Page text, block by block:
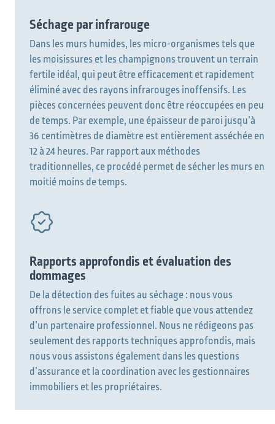
Que souhaitez-vous trouver ?
Vous cherchez quelque chose ?
Séchage par infrarouge
Dans les murs humides, les micro-organismes tels que
les moisissures et les champignons trouvent un terrain
fertile idéal, qui peut être efficacement et rapidement
éliminé avec des rayons infrarouges inoffensifs. Les
pièces concernées peuvent donc être réoccupées en peu
de temps. Par exemple, une épaisseur de paroi jusqu’à
36 centimètres de diamètre est entièrement asséchée en
12 à 24 heures. Par rapport aux méthodes
traditionnelles, ce procédé permet de sécher les murs en
moitié moins de temps.
Rapports approfondis et évaluation des
dommages
De la détection des fuites au séchage : nous vous
offrons le service complet et fiable que vous attendez
d’un partenaire professionnel. Nous ne rédigeons pas
seulement des rapports techniques approfondis, mais
nous vous assistons également dans les questions
d’assurance et la coordination avec les gestionnaires
immobiliers et les propriétaires.